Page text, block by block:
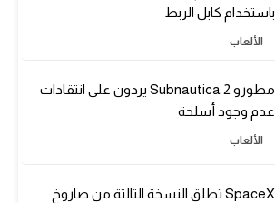
باستخدام كابل الربط
الألعاب
مطورو Subnautica 2 يردون على انتقادات
عدم وجود أسلحة
الألعاب
SpaceX تطلق النسخة الثالثة من صاروخ